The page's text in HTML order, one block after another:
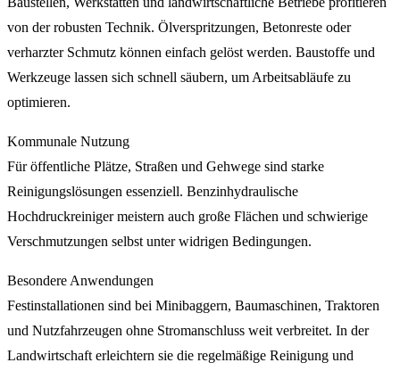
von der robusten Technik. Ölverspritzungen, Betonreste oder
verharzter Schmutz können einfach gelöst werden. Baustoffe und
Werkzeuge lassen sich schnell säubern, um Arbeitsabläufe zu
optimieren.
Kommunale Nutzung
Für öffentliche Plätze, Straßen und Gehwege sind starke
Reinigungslösungen essenziell. Benzinhydraulische
Hochdruckreiniger meistern auch große Flächen und schwierige
Verschmutzungen selbst unter widrigen Bedingungen.
Besondere Anwendungen
Festinstallationen sind bei Minibaggern, Baumaschinen, Traktoren
und Nutzfahrzeugen ohne Stromanschluss weit verbreitet. In der
Landwirtschaft erleichtern sie die regelmäßige Reinigung und